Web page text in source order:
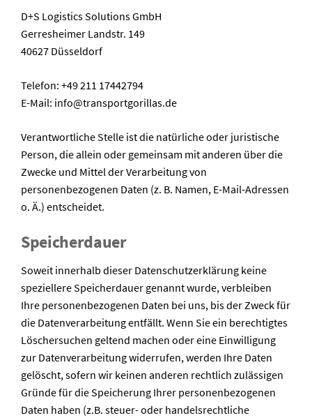
D+S Logistics Solutions GmbH
Gerresheimer Landstr. 149
40627 Düsseldorf
Telefon: +49 211 17442794
E-Mail: info@transportgorillas.de
Verantwortliche Stelle ist die natürliche oder juristische
Person, die allein oder gemeinsam mit anderen über die
Zwecke und Mittel der Verarbeitung von
personenbezogenen Daten (z. B. Namen, E-Mail-Adressen
o. Ä.) entscheidet.
Speicherdauer
Soweit innerhalb dieser Datenschutzerklärung keine
speziellere Speicherdauer genannt wurde, verbleiben
Ihre personenbezogenen Daten bei uns, bis der Zweck für
die Datenverarbeitung entfällt. Wenn Sie ein berechtigtes
Löschersuchen geltend machen oder eine Einwilligung
zur Datenverarbeitung widerrufen, werden Ihre Daten
gelöscht, sofern wir keinen anderen rechtlich zulässigen
Gründe für die Speicherung Ihrer personenbezogenen
Daten haben (z.B. steuer- oder handelsrechtliche